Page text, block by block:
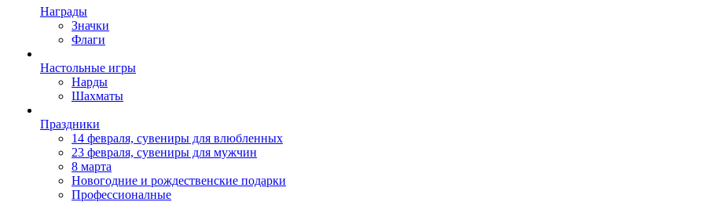
Награды
Значки
Флаги
Настольные игры
Нарды
Шахматы
Праздники
14 февраля, сувениры для влюбленных
23 февраля, сувениры для мужчин
8 марта
Новогодние и рождественские подарки
Профессионалные